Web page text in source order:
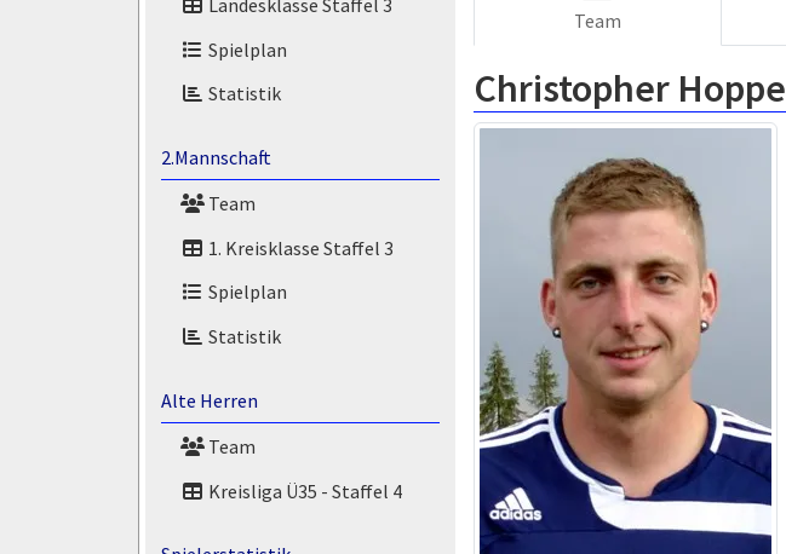
Spielplan
Statistik
2.Mannschaft
Team
1. Kreisklasse Staffel 3
Spielplan
Statistik
Alte Herren
Team
Kreisliga Ü35 - Staffel 4
Team
Christopher Hoppe